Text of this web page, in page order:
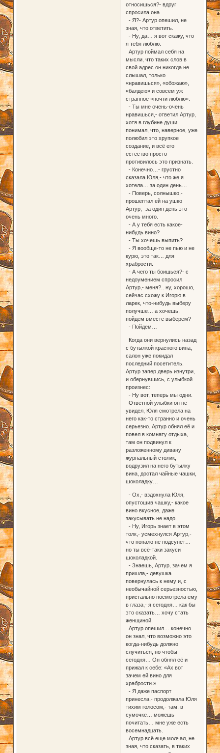
относишься?- вдруг
спросила она.
- Я?- Артур опешил, не
зная, что ответить.
- Ну, да… я вот скажу, что
я тебя люблю.
Артур поймал себя на
мысли, что таких слов в
свой адрес он никогда не
слышал, только
«нравишься», «обожаю»,
«балдею» и совсем уж
странное «почти люблю».
- Ты мне очень-очень
нравишься,- ответил Артур,
хотя в глубине души
понимал, что, наверное, уже
полюбил это хрупкое
создание, и всё его
естество просто
противилось это признать.
- Конечно…- грустно
сказала Юля,- что же я
хотела… за один день…
- Поверь, солнышко,-
прошептал ей на ушко
Артур,- за один день это
очень много.
- А у тебя есть какое-
нибудь вино?
- Ты хочешь выпить?
- Я вообще-то не пью и не
курю, это так… для
храбрости.
- А чего ты боишься?- с
недоумением спросил
Артур,- меня?.. ну, хорошо,
сейчас схожу к Игорю в
ларек, что-нибудь выберу
получше… а хочешь,
пойдем вместе выберем?
- Пойдем…
Когда они вернулись назад
с бутылкой красного вина,
салон уже покидал
последний посетитель.
Артур запер дверь изнутри,
и обернувшись, с улыбкой
произнес:
- Ну вот, теперь мы одни.
Ответной улыбки он не
увидел, Юля смотрела на
него как-то странно и очень
серьезно. Артур обнял её и
повел в комнату отдыха,
там он подвинул к
разложенному дивану
журнальный столик,
водрузил на него бутылку
вина, достал чайные чашки,
шоколадку…
- Ох,- вздохнула Юля,
опустошив чашку,- какое
вино вкусное, даже
закусывать не надо.
- Ну, Игорь знает в этом
толк,- усмехнулся Артур,-
что попало не подсунет…
но ты всё-таки закуси
шоколадкой.
- Знаешь, Артур, зачем я
пришла,- девушка
повернулась к нему и, с
необычайной серьезностью,
пристально посмотрела ему
в глаза,- я сегодня… как бы
это сказать… хочу стать
женщиной.
Артур опешил… конечно
он знал, что возможно это
когда-нибудь должно
случиться, но чтобы
сегодня… Он обнял её и
прижал к себе: «Ах вот
зачем ей вино для
храбрости.»
- Я даже паспорт
принесла,- продолжала Юля
тихим голосом,- там, в
сумочке… можешь
почитать… мне уже есть
восемнадцать.
Артур всё еще молчал, не
зная, что сказать, в таких